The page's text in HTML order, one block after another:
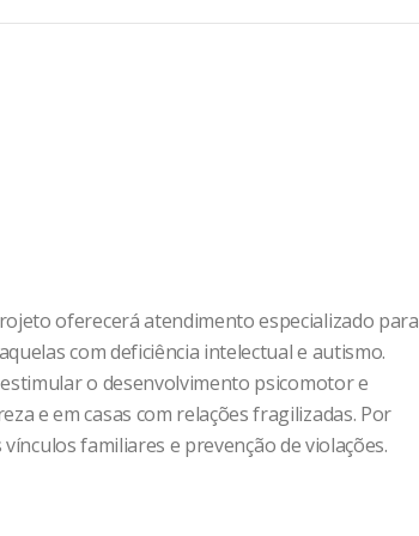
oferecerá atendimento especializado para
com deficiência intelectual e autismo.
o desenvolvimento psicomotor e
e em casas com relações fragilizadas. Por
familiares e prevenção de violações.